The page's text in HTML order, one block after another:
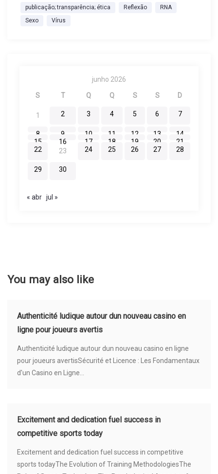
publicação; transparência; ética
Reflexão
RNA
Sexo
Vírus
junho 2026
S T Q Q S S D
1 2 3 4 5 6 7
8 9 10 11 12 13
14
15
16 17 18 19 20
21
22
23 24 25 26 27 28
29 30
« abr jul »
You may also like
Authenticité ludique autour dun nouveau casino en
ligne pour joueurs avertis
Authenticité ludique autour dun nouveau casino en ligne
pour joueurs avertisSécurité et Licence : Les Fondamentaux
d'un Casino en Ligne...
Excitement and dedication fuel success in
competitive sports today
Excitement and dedication fuel success in competitive
sports todayThe Evolution of Training MethodologiesThe